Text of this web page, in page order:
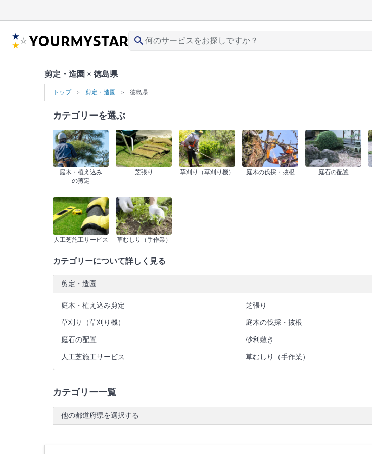
search
剪定・造園 × 徳島県
トップ 剪定・造園 徳島県
カテゴリーを選ぶ
庭木・植え込み
の剪定
芝張り 草刈り（草刈り機） 庭木の伐採・抜根 庭石の配置
人工芝施工サービス 草むしり（手作業）
カテゴリーについて詳しく見る
剪定・造園
庭木・植え込み剪定 芝張り
草刈り（草刈り機） 庭木の伐採・抜根
庭石の配置 砂利敷き
人工芝施工サービス 草むしり（手作業）
カテゴリー一覧
他の都道府県を選択する